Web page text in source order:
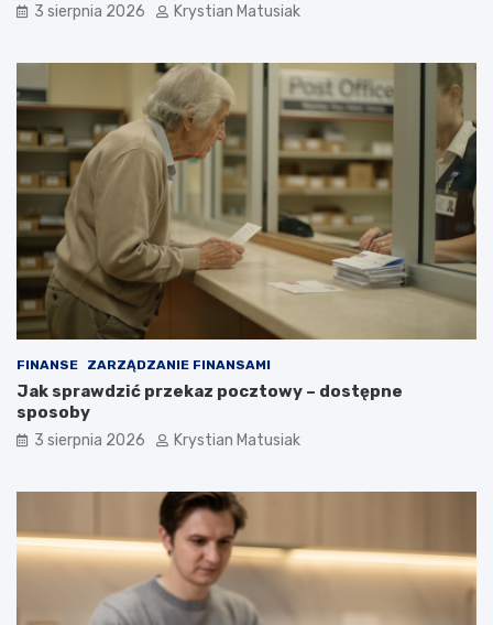
3 sierpnia 2026 Krystian Matusiak
FINANSE ZARZĄDZANIE FINANSAMI
Jak sprawdzić przekaz pocztowy – dostępne
sposoby
3 sierpnia 2026 Krystian Matusiak